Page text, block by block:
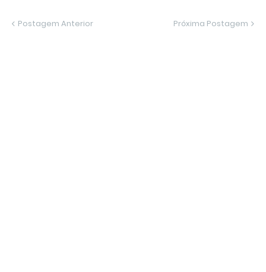
Postagem Anterior Próxima Postagem